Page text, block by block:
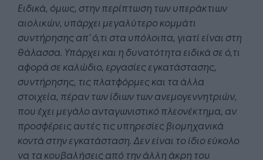
Ειδικά, όμως, στην περίπτωση των υπεράκτιων
αιολικών, υπάρχει μεγαλύτερο κομμάτι
συντήρησης απ’ ό,τι στα υπόλοιπα, γιατί είναι στη
θάλασσα. Υπάρχει και η δυνατότητα ειδικά σε ό,τι
αφορά σε καλώδιο, εργασίες εγκατάστασης,
συντήρησης, τις πλατφόρμες και τα άλλα
στοιχεία, πέραν των ίδιων των ανεμογεννητριών,
που έχει μεγάλο ανταγωνιστικό πλεονέκτημα, αν
προσφέρεις αυτές τις υπηρεσίες βιομηχανικά
κοντά στην εγκατάσταση. Δεν είναι το ίδιο εύκολο
να τα κουβαλήσεις από την άλλη άκρη του